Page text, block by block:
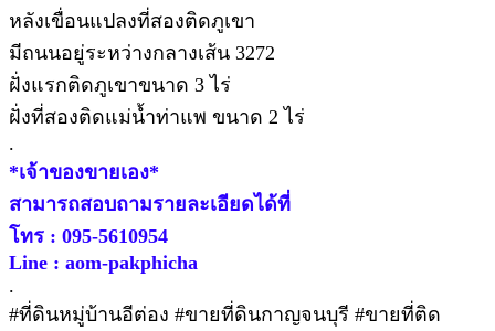
หลังเขื่อนแปลงที่สองติดภูเขา
มีถนนอยู่ระหว่างกลางเส้น 3272
ฝั่งแรกติดภูเขาขนาด 3 ไร่
ฝั่งที่สองติดแม่น้ำท่าแพ ขนาด 2 ไร่
.
*เจ้าของขายเอง*
สามารถสอบถามรายละเอียดได้ที่
โทร : 095-5610954
Line : aom-pakphicha
.
#ที่ดินหมู่บ้านอีต่อง #ขายที่ดินกาญจนบุรี #ขายที่ติด